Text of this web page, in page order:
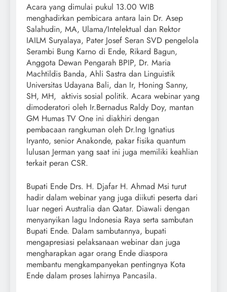
Acara yang dimulai pukul 13.00 WIB
menghadirkan pembicara antara lain Dr. Asep
Salahudin, MA, Ulama/Intelektual dan Rektor
IAILM Suryalaya, Pater Josef Seran SVD pengelola
Serambi Bung Karno di Ende, Rikard Bagun,
Anggota Dewan Pengarah BPIP, Dr. Maria
Machtildis Banda, Ahli Sastra dan Linguistik
Universitas Udayana Bali, dan Ir, Honing Sanny,
SH, MH, aktivis sosial politik. Acara webinar yang
dimoderatori oleh Ir.Bernadus Raldy Doy, mantan
GM Humas TV One ini diakhiri dengan
pembacaan rangkuman oleh Dr.Ing Ignatius
Iryanto, senior Anakonde, pakar fisika quantum
lulusan Jerman yang saat ini juga memiliki keahlian
terkait peran CSR.
Bupati Ende Drs. H. Djafar H. Ahmad Msi turut
hadir dalam webinar yang juga diikuti peserta dari
luar negeri Australia dan Qatar. Diawali dengan
menyanyikan lagu Indonesia Raya serta sambutan
Bupati Ende. Dalam sambutannya, bupati
mengapresiasi pelaksanaan webinar dan juga
mengharapkan agar orang Ende diaspora
membantu mengkampanyekan pentingnya Kota
Ende dalam proses lahirnya Pancasila.